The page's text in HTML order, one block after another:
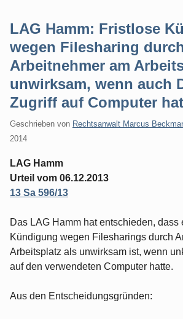
LAG Hamm: Fristlose
wegen Filesharing
Arbeitnehmer am
unwirksam, wenn auch
Zugriff auf Computer
Geschrieben von Rechtsanwalt Marcus
2014
LAG Hamm
Urteil vom 06.12.2013
13 Sa 596/13
Das LAG Hamm hat entschieden, dass
Kündigung wegen Filesharings durch
Arbeitsplatz als unwirksam ist, wenn
auf den verwendeten Computer hatte.
Aus den Entscheidungsgründen: